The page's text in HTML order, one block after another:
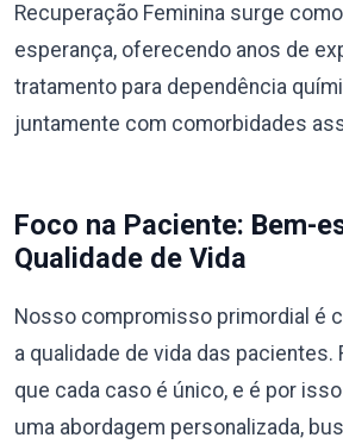
Recuperação Feminina surge
esperança, oferecendo anos de
tratamento para dependência
juntamente com comorbidades
Foco na Paciente: Bem-
Qualidade de Vida
Nosso compromisso primordial é
a qualidade de vida das pacientes.
que cada caso é único, e é por
uma abordagem personalizada,